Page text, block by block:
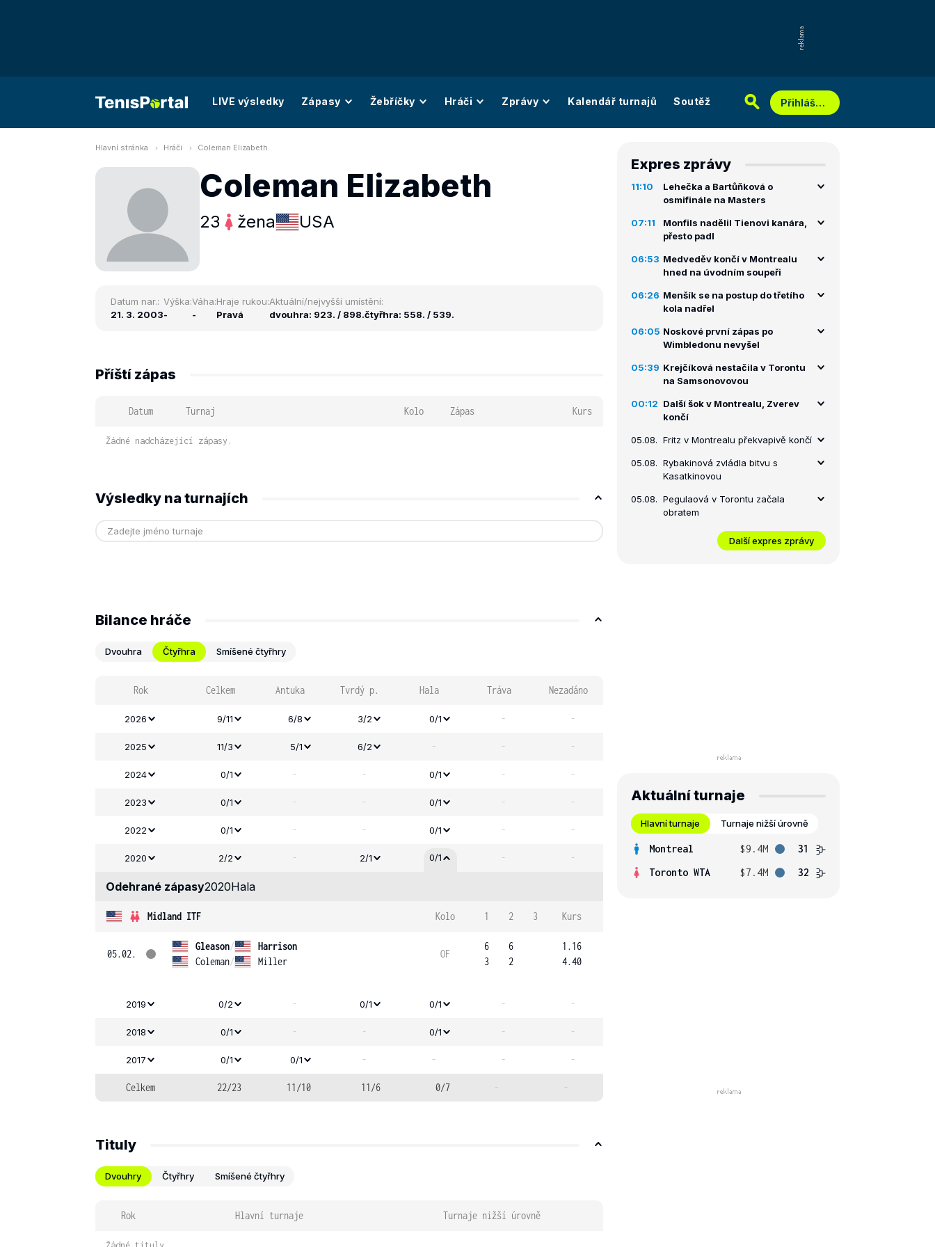
LIVE výsledky Zápasy Žebříčky Hráči Zprávy Kalendář turnajů Soutěž Přihlášení
Hlavní stránka Hráči Coleman Elizabeth
Coleman Elizabeth
23 žena USA
Datum nar.:
21. 3. 2003
Výška:
-
Váha:
-
Hraje rukou:
Pravá
Aktuální/nejvyšší umístění:
dvouhra: 923. / 898.čtyřhra: 558. / 539.
Příští zápas
Datum Turnaj Kolo Zápas Kurs
Žádné nadcházející zápasy.
Výsledky na turnajích
Bilance hráče
Dvouhra Čtyřhra Smíšené čtyřhry
Rok Celkem Antuka Tvrdý p. Hala Tráva Nezadáno
2026 9/11 6/8 3/2 0/1 - -
2025 11/3 5/1 6/2 - - -
2024 0/1 - - 0/1 - -
2023 0/1 - - 0/1 - -
2022 0/1 - - 0/1 - -
2020 2/2 - 2/1 0/1 - -
Odehrané zápasy2020Hala
Midland ITF Kolo 1 2 3 Kurs
05.02.
Gleason/
Harrison
Coleman/ Miller
OF
6
3
6
2
1.16
4.40
2019 0/2 - 0/1 0/1 - -
2018 0/1 - - 0/1 - -
2017 0/1 0/1 - - - -
Celkem 22/23 11/10 11/6 0/7 - -
Tituly
Dvouhry Čtyřhry Smíšené čtyřhry
Rok Hlavní turnaje Turnaje nižší úrovně
Expres zprávy
11:10
Lehečka a Bartůňková o
osmifinále na Masters
07:11
Monfils nadělil Tienovi kanára,
přesto padl
06:53 Medveděv končí v Montrealu
hned na úvodním soupeři
06:26 Menšík se na postup do třetího
kola nadřel
06:05 Noskové první zápas po
Wimbledonu nevyšel
05:39 Krejčíková nestačila v Torontu
na Samsonovovou
00:12 Další šok v Montrealu, Zverev
končí
05.08. Fritz v Montrealu překvapivě končí
05.08. Rybakinová zvládla bitvu s
Kasatkinovou
05.08. Pegulaová v Torontu začala
obratem
Další expres zprávy
Aktuální turnaje
Hlavní turnaje Turnaje nižší úrovně
Montreal $9.4M
31
Toronto WTA
$7.4M 32